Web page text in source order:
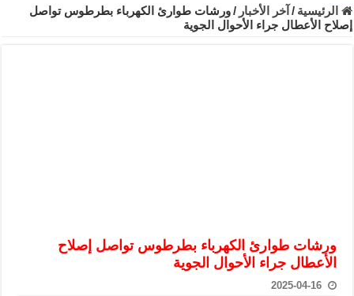
الأمن الداخلي يعثر على مقبرة جماعية في ريف اللاذقية تضم 9 جثامين
الوزير الشيباني يبحث في باريس تعزيز الاستقرار في سوريا
سوريا تبحث مع الإيسيسكو التعاون في البحث العلمي وحماية التراث
الرئيسية / آخر الأخبار /ورشات طوارئ الكهرباء بطرطوس تواصل
إصلاح الأعطال جراء الأحوال الجوية
ورشات طوارئ الكهرباء بطرطوس تواصل إصلاح
الأعطال جراء الأحوال الجوية
2025-04-16